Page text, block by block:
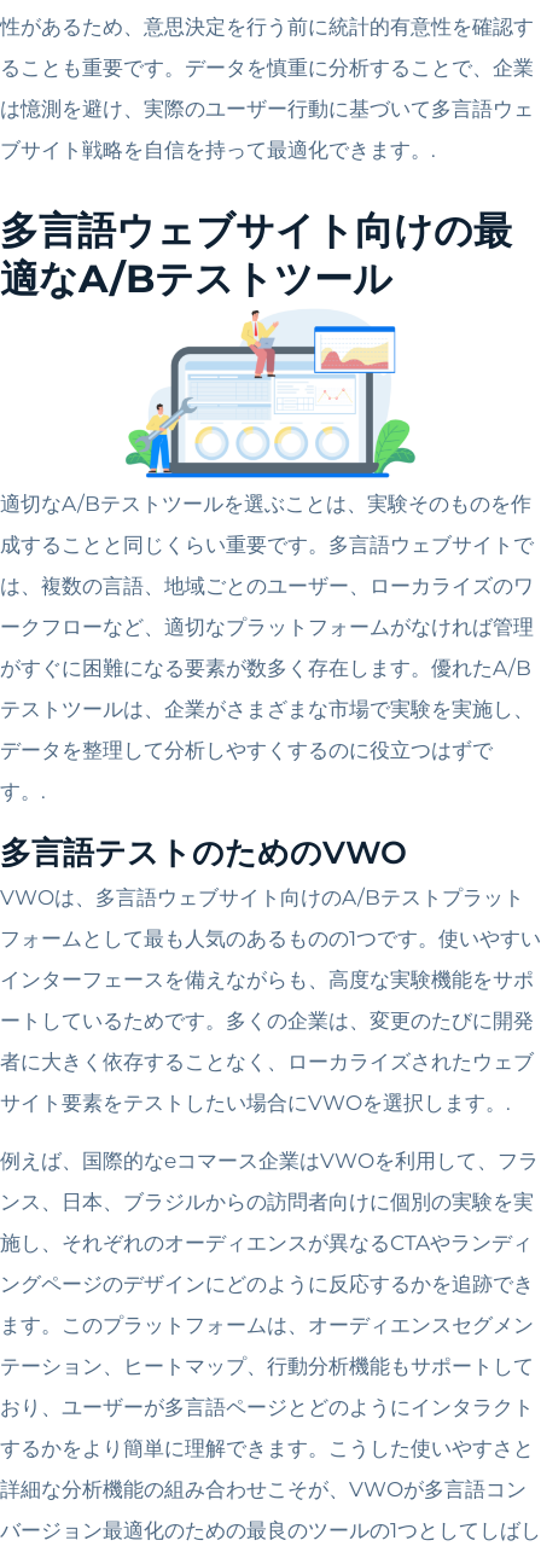
性があるため、意思決定を行う前に統計的有意性を確認す
ることも重要です。データを慎重に分析することで、企業
は憶測を避け、実際のユーザー行動に基づいて多言語ウェ
ブサイト戦略を自信を持って最適化できます。.
多言語ウェブサイト向けの最
適なA/Bテストツール
適切なA/Bテストツールを選ぶことは、実験そのものを作
成することと同じくらい重要です。多言語ウェブサイトで
は、複数の言語、地域ごとのユーザー、ローカライズのワ
ークフローなど、適切なプラットフォームがなければ管理
がすぐに困難になる要素が数多く存在します。優れたA/B
テストツールは、企業がさまざまな市場で実験を実施し、
データを整理して分析しやすくするのに役立つはずで
す。.
多言語テストのためのVWO
VWOは、多言語ウェブサイト向けのA/Bテストプラット
フォームとして最も人気のあるものの1つです。使いやすい
インターフェースを備えながらも、高度な実験機能をサポ
ートしているためです。多くの企業は、変更のたびに開発
者に大きく依存することなく、ローカライズされたウェブ
サイト要素をテストしたい場合にVWOを選択します。.
例えば、国際的なeコマース企業はVWOを利用して、フラ
ンス、日本、ブラジルからの訪問者向けに個別の実験を実
施し、それぞれのオーディエンスが異なるCTAやランディ
ングページのデザインにどのように反応するかを追跡でき
ます。このプラットフォームは、オーディエンスセグメン
テーション、ヒートマップ、行動分析機能もサポートして
おり、ユーザーが多言語ページとどのようにインタラクト
するかをより簡単に理解できます。こうした使いやすさと
詳細な分析機能の組み合わせこそが、VWOが多言語コン
バージョン最適化のための最良のツールの1つとしてしばし